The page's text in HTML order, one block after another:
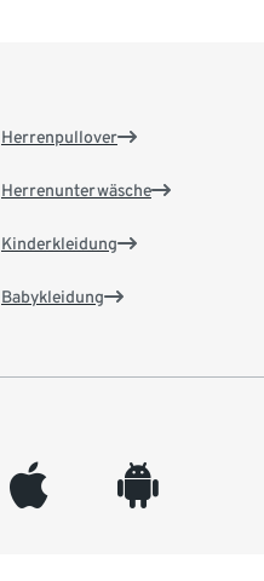
Herrenpullover
Herrenunterwäsche
Kinderkleidung
Babykleidung
appleinc android